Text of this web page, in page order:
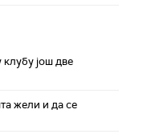
још две
жели и да се